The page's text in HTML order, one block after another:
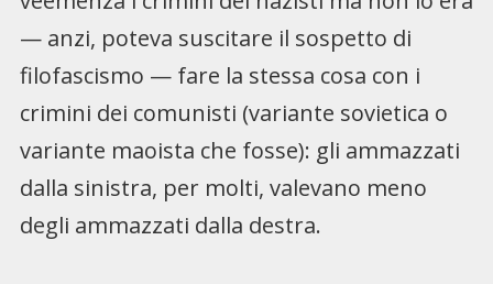
— anzi, poteva suscitare il sospetto di
filofascismo — fare la stessa cosa con i
crimini dei comunisti (variante sovietica o
variante maoista che fosse): gli ammazzati
dalla sinistra, per molti, valevano meno
degli ammazzati dalla destra.